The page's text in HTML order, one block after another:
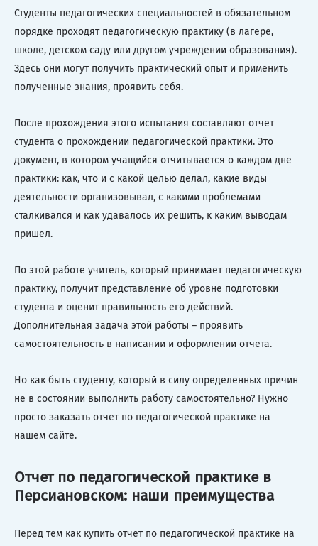
Студенты педагогических специальностей в обязательном
порядке проходят педагогическую практику (в лагере,
школе, детском саду или другом учреждении образования).
Здесь они могут получить практический опыт и применить
полученные знания, проявить себя.
После прохождения этого испытания составляют отчет
студента о прохождении педагогической практики. Это
документ, в котором учащийся отчитывается о каждом дне
практики: как, что и с какой целью делал, какие виды
деятельности организовывал, с какими проблемами
сталкивался и как удавалось их решить, к каким выводам
пришел.
По этой работе учитель, который принимает педагогическую
практику, получит представление об уровне подготовки
студента и оценит правильность его действий.
Дополнительная задача этой работы – проявить
самостоятельность в написании и оформлении отчета.
Но как быть студенту, который в силу определенных причин
не в состоянии выполнить работу самостоятельно? Нужно
просто заказать отчет по педагогической практике на
нашем сайте.
Отчет по педагогической практике в
Персиановском: наши преимущества
Перед тем как купить отчет по педагогической практике на